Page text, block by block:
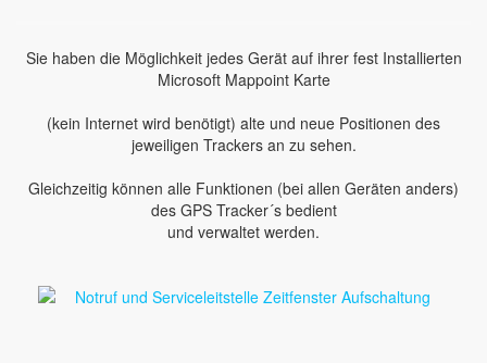
Sie haben die Möglichkeit jedes Gerät auf ihrer fest Installierten
Microsoft Mappoint Karte
(kein Internet wird benötigt) alte und neue Positionen des
jeweiligen Trackers an zu sehen.
Gleichzeitig können alle Funktionen (bei allen Geräten anders)
des GPS Tracker´s bedient
und verwaltet werden.